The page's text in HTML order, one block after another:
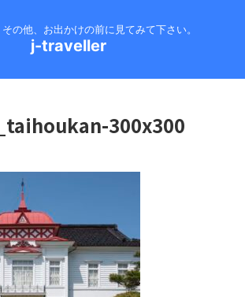
の他、お出かけの前に見てみて下さい。
j-traveller
300x300